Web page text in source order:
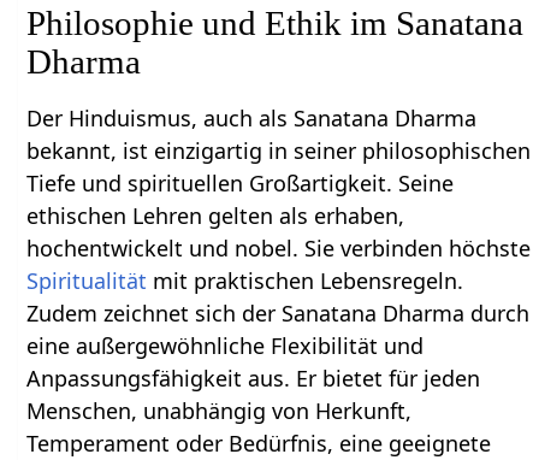
Philosophie und Ethik im Sanatana
Dharma
Der Hinduismus, auch als Sanatana Dharma
bekannt, ist einzigartig in seiner philosophischen
Tiefe und spirituellen Großartigkeit. Seine
ethischen Lehren gelten als erhaben,
hochentwickelt und nobel. Sie verbinden höchste
Spiritualität mit praktischen Lebensregeln.
Zudem zeichnet sich der Sanatana Dharma durch
eine außergewöhnliche Flexibilität und
Anpassungsfähigkeit aus. Er bietet für jeden
Menschen, unabhängig von Herkunft,
Temperament oder Bedürfnis, eine geeignete